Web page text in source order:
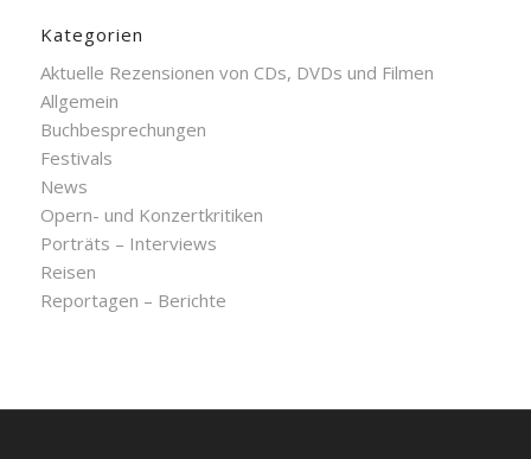
Kategorien
Aktuelle Rezensionen von CDs, DVDs und Filmen
Allgemein
Buchbesprechungen
Festivals
News
Opern- und Konzertkritiken
Porträts – Interviews
Reisen
Reportagen – Berichte